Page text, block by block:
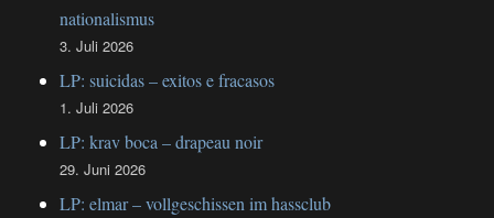
nationalismus
3. Juli 2026
LP: suicidas – exitos e fracasos
1. Juli 2026
LP: krav boca – drapeau noir
29. Juni 2026
LP: elmar – vollgeschissen im hassclub